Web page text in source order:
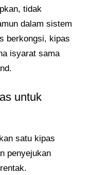
tidak
dalam sistem
berkongsi, kipas
isyarat sama
untuk
satu kipas
penyejukan